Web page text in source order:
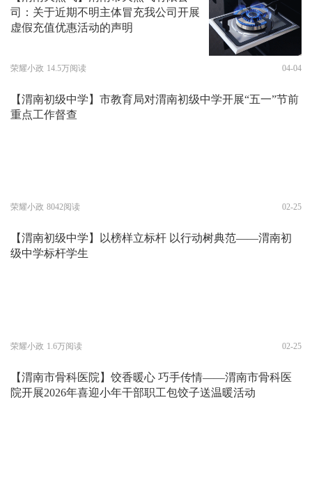
司：关于近期不明主体冒充我公司开展
虚假充值优惠活动的声明
荣耀小政 14.5万阅读 04-04
【渭南初级中学】市教育局对渭南初级中学开展“五一”节前
重点工作督查
荣耀小政 8042阅读 02-25
【渭南初级中学】以榜样立标杆 以行动树典范——渭南初
级中学标杆学生
荣耀小政 1.6万阅读 02-25
【渭南市骨科医院】饺香暖心 巧手传情——渭南市骨科医
院开展2026年喜迎小年干部职工包饺子送温暖活动